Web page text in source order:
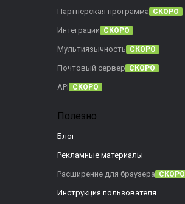
Партнерская программа СКОРО
Интеграции СКОРО
Мультиязычность СКОРО
Почтовый сервер СКОРО
API СКОРО
Полезно
Блог
Рекламные материалы
Расширение для браузера СКОРО
Инструкция пользователя